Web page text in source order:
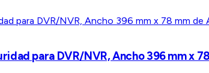
para DVR/NVR, Ancho 396 mm x